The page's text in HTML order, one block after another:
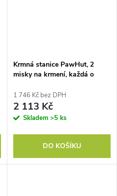
Krmná stanice PawHut, 2
misky na krmení, každá o
se zásuvkou, pro velké psy,
bílá+šedá, 60 x 30 x 36 cm
1 746 Kč bez DPH
2 113 Kč
Skladem >5 ks
DO KOŠÍKU